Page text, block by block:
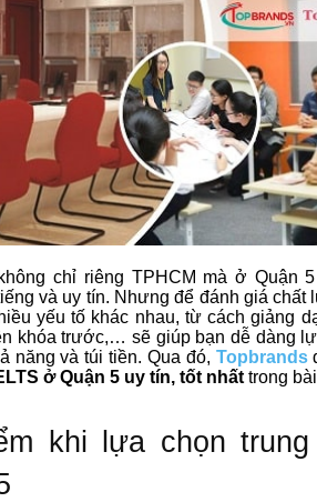
chỉ riêng TPHCM mà ở Quận
và uy tín. Nhưng để đánh giá
yếu tố khác nhau, từ cách giảng
khóa trước,… sẽ giúp bạn dễ dàng
năng và túi tiền. Qua đó, Topbrands
ở Quận 5 uy tín, tốt nhất trong
khi lựa chọn